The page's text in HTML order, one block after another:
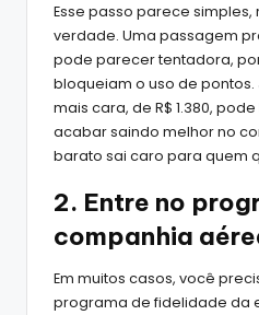
Esse passo parece
verdade. Uma passagem
pode parecer tentadora,
bloqueiam o uso de
mais cara, de R$ 1.380,
acabar saindo melhor no
barato sai caro para quem
2. Entre no
companhia
Em muitos casos, você
programa de fidelidade da